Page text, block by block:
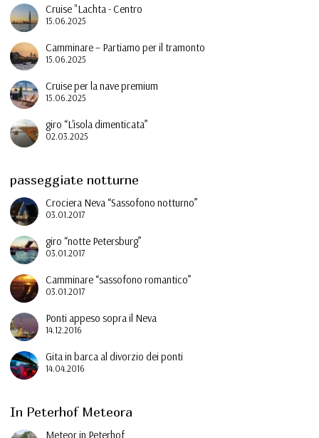
Cruise "Lachta - Centro
15.06.2025
Camminare – Partiamo per il tramonto
15.06.2025
Cruise per la nave premium
15.06.2025
giro “L'isola dimenticata”
02.03.2025
passeggiate notturne
Crociera Neva “Sassofono notturno”
03.01.2017
giro “notte Petersburg”
03.01.2017
Camminare “sassofono romantico”
03.01.2017
Ponti appeso sopra il Neva
14.12.2016
Gita in barca al divorzio dei ponti
14.04.2016
In Peterhof Meteora
Meteor in Peterhof